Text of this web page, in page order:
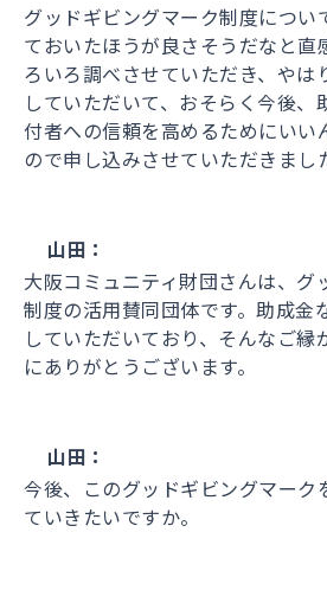
グッドギビングマーク制度につい
ておいたほうが良さそうだなと直
ろいろ調べさせていただき、やは
していただいて、おそらく今後、
付者への信頼を高めるためにいい
ので申し込みさせていただきまし
山田：
大阪コミュニティ財団さんは、グ
制度の活用賛同団体です。助成金
していただいており、そんなご縁
にありがとうございます。
山田：
今後、このグッドギビングマーク
ていきたいですか。